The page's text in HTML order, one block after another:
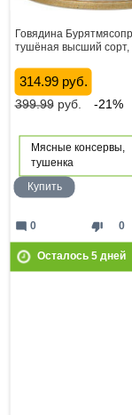
Говядина
тушёная высший сорт,
314.99 руб.
399.99руб. -21%
Мясные консервы,
тушенка
Купить
thumb_down 0
mode_comment 0
Осталось 5дней